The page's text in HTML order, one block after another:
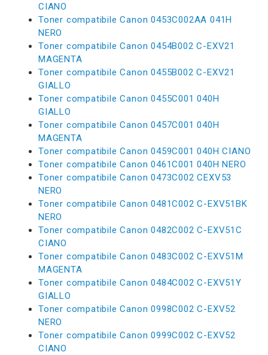
CIANO
Toner compatibile Canon 0453C002AA 041H
NERO
Toner compatibile Canon 0454B002 C-EXV21
MAGENTA
Toner compatibile Canon 0455B002 C-EXV21
GIALLO
Toner compatibile Canon 0455C001 040H
GIALLO
Toner compatibile Canon 0457C001 040H
MAGENTA
Toner compatibile Canon 0459C001 040H CIANO
Toner compatibile Canon 0461C001 040H NERO
Toner compatibile Canon 0473C002 CEXV53
NERO
Toner compatibile Canon 0481C002 C-EXV51BK
NERO
Toner compatibile Canon 0482C002 C-EXV51C
CIANO
Toner compatibile Canon 0483C002 C-EXV51M
MAGENTA
Toner compatibile Canon 0484C002 C-EXV51Y
GIALLO
Toner compatibile Canon 0998C002 C-EXV52
NERO
Toner compatibile Canon 0999C002 C-EXV52
CIANO